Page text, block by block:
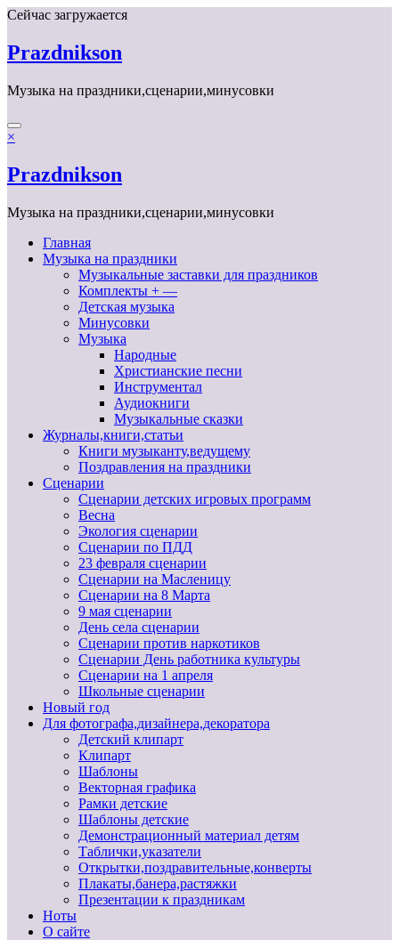
Перейти
содержимому
Сейчас загружается
Prazdnikson
Музыка на праздники,сценарии,минусовки
×
Prazdnikson
Музыка на праздники,сценарии,минусовки
Главная
Музыка на праздники
Музыкальные заставки для праздников
Комплекты + —
Детская музыка
Минусовки
Музыка
Народные
Христианские песни
Инструментал
Аудиокниги
Музыкальные сказки
Журналы,книги,статьи
Книги музыканту,ведущему
Поздравления на праздники
Сценарии
Сценарии детских игровых программ
Весна
Экология сценарии
Сценарии по ПДД
23 февраля сценарии
Сценарии на Масленицу
Сценарии на 8 Марта
9 мая сценарии
День села сценарии
Сценарии против наркотиков
Сценарии День работника культуры
Сценарии на 1 апреля
Школьные сценарии
Новый год
Для фотографа,дизайнера,декоратора
Детский клипарт
Клипарт
Шаблоны
Векторная графика
Рамки детские
Шаблоны детские
Демонстрационный материал детям
Таблички,указатели
Открытки,поздравительные,конверты
Плакаты,банера,растяжки
Презентации к праздникам
Ноты
О сайте